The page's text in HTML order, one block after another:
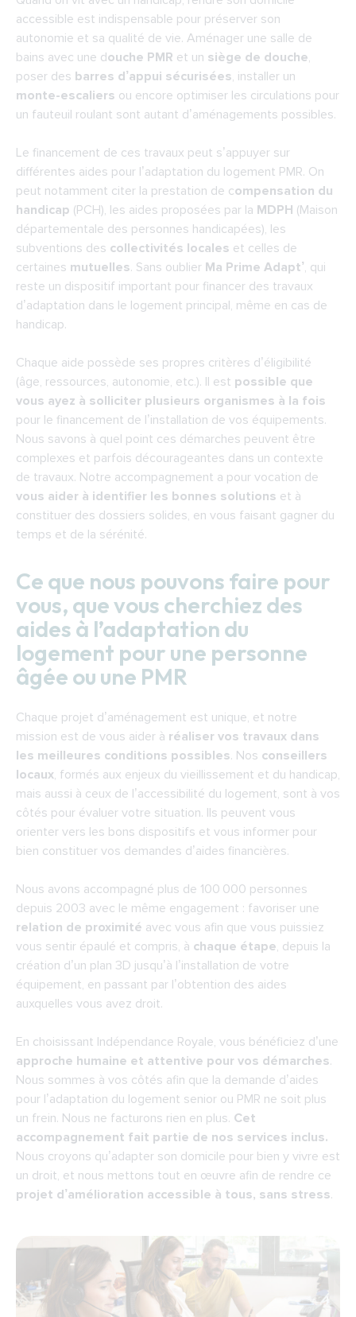
accessible est indispensable pour préserver son
autonomie et sa qualité de vie. Aménager une salle de
bains avec une douche PMR et un siège de douche,
poser des barres d’appui sécurisées
monte-escaliers ou encore optimiser les circulations pour
un fauteuil roulant sont autant d’aménagements possibles.
Le financement de ces travaux peut s’appuyer sur
différentes aides pour l’adaptation du logement PMR. On
peut notamment citer la prestation de compensation du
handicap (PCH), les aides proposées par la MDPH (Maison
départementale des personnes handicapées), les
subventions des collectivités locales et celles de
certaines mutuelles. Sans oublier Ma Prime Adapt’, qui
reste un dispositif important pour financer des travaux
d’adaptation dans le logement principal, même en cas de
handicap.
Chaque aide possède ses propres critères d’éligibilité
(âge, ressources, autonomie, etc.). Il est possible que
vous ayez à solliciter plusieurs organismes à la fois
pour le financement de l’installation de vos équipements.
Nous savons à quel point ces démarches peuvent être
complexes et parfois décourageantes dans un contexte
vous aider à identifier les bonnes solutions et à
constituer des dossiers solides, en vous faisant gagner du
temps et de la sérénité.
Ce que nous pouvons faire pour
vous, que vous cherchiez des
aides à l’adaptation du
logement pour une personne
âgée ou une PMR
Chaque projet d’aménagement est unique, et notre
mission est de vous aider à réaliser vos travaux dans
les meilleures conditions possibles. Nos conseillers
locaux, formés aux enjeux du vieillissement et du handicap,
mais aussi à ceux de l’accessibilité du logement, sont à vos
côtés pour évaluer votre situation. Ils peuvent vous
orienter vers les bons dispositifs et vous informer pour
bien constituer vos demandes d’aides financières.
Nous avons accompagné plus de 100 000 personnes
relation de proximité avec vous afin que vous puissiez
vous sentir épaulé et compris, à chaque étape, depuis la
création d’un plan 3D jusqu’à l’installation de votre
équipement, en passant par l’obtention des aides
auxquelles vous avez droit.
approche humaine et attentive pour vos démarches.
Nous sommes à vos côtés afin que la demande d’aides
pour l’adaptation du logement senior ou PMR ne soit plus
un frein. Nous ne facturons rien en plus. Cet
Nous croyons qu’adapter son domicile pour bien y vivre est
projet d’amélioration accessible à tous, sans stress.